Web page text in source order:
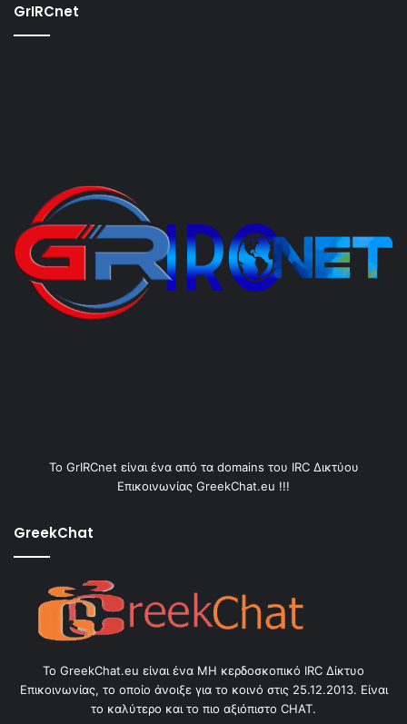
GrIRCnet
Το GrIRCnet είναι ένα από τα domains του IRC Δικτύου
Επικοινωνίας GreekChat.eu !!!
GreekChat
Το GreekChat.eu είναι ένα ΜΗ κερδοσκοπικό IRC Δίκτυο
Επικοινωνίας, το οποίο άνοιξε για το κοινό στις 25.12.2013. Είναι
το καλύτερο και το πιο αξιόπιστο CHAT.